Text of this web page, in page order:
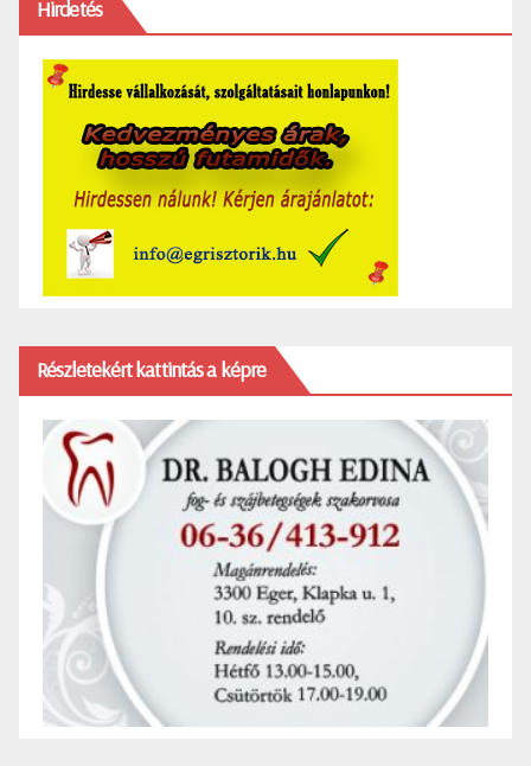
Hirdetés
Részletekért kattintás a képre